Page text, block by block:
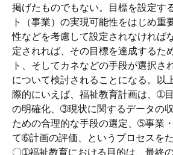
掲げたものでもない。目標を設定す
ト（事業）の実現可能性をはじめ重
性などを考慮して設定されなければ
定されれば、その目標を達成するた
ト、そしてカネなどの手段が選択さ
について検討されることになる。以
際的にいえば、福祉教育計画は、➀
の明確化、➂現状に関するデータの
ための合理的な手段の選定、➄事業
て➅計画の評価、というプロセスをた
〇➀福祉教育における目的は、最終